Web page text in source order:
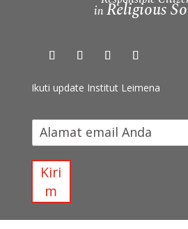
in Religious
Ikuti update Institut Leimena
I
d
Kiri
m